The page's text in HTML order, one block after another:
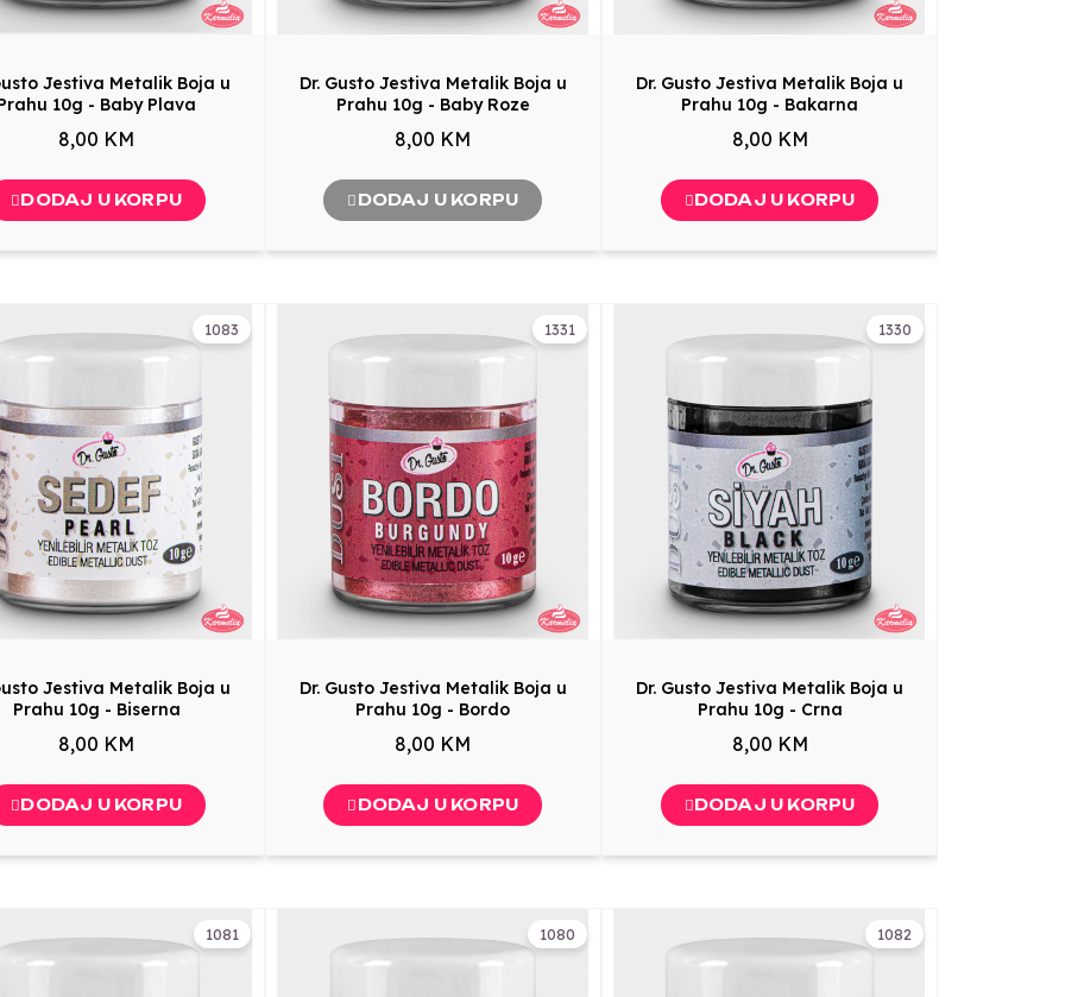
Jestiva Metalik Boja u
10g - Baby Plava
8,00 KM
DODAJ U KORPU
Dr. Gusto Jestiva Metalik Boja u
Prahu 10g - Baby Roze
8,00 KM
DODAJ U KORPU
Dr. Gusto Jestiva Metalik Boja u
Prahu 10g - Bakarna
8,00 KM
DODAJ U KORPU
1083
Jestiva Metalik Boja u
Prahu 10g - Biserna
8,00 KM
DODAJ U KORPU
1331
Dr. Gusto Jestiva Metalik Boja u
Prahu 10g - Bordo
8,00 KM
DODAJ U KORPU
1330
Dr. Gusto Jestiva Metalik Boja u
Prahu 10g - Crna
8,00 KM
DODAJ U KORPU
1081 1080 1082